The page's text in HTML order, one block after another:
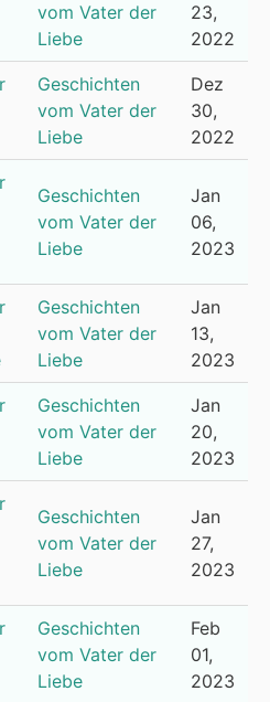
vom Vater der
Liebe
23,
2022
Geschichten
vom Vater der
Liebe
Dez
30,
2022
Geschichten
vom Vater der
Liebe
Jan
06,
2023
Geschichten
vom Vater der
Liebe
Jan
13,
2023
Geschichten
vom Vater der
Liebe
Jan
20,
2023
Geschichten
vom Vater der
Liebe
Jan
27,
2023
Geschichten
vom Vater der
Liebe
Feb
01,
2023